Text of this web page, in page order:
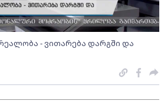
- ვითარება დარგში და